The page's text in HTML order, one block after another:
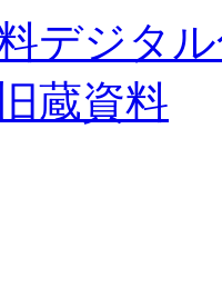
デジタ
蔵資料